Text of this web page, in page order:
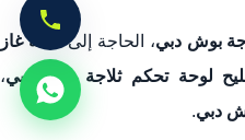
بوش دبي، الحاجة إلى تعبئة غاز
لوحة تحكم ثلاجة بوش دبي،
دبي.